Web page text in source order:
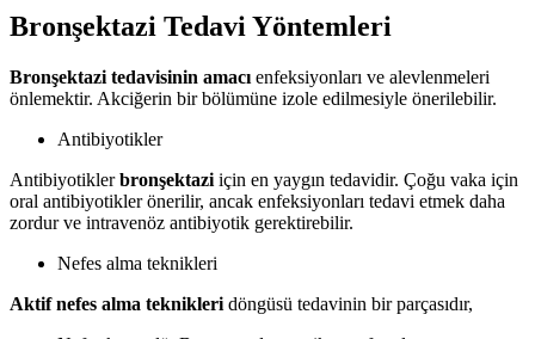
Bronşektazi Tedavi Yöntemleri
Bronşektazi tedavisinin amacı enfeksiyonları ve alevlenmeleri
önlemektir. Akciğerin bir bölümüne izole edilmesiyle önerilebilir.
Antibiyotikler
Antibiyotiklerbronşektazi için en yaygın tedavidir. Çoğu vaka için
oral antibiyotikler önerilir, ancak enfeksiyonları tedavi etmek daha
zordur ve intravenöz antibiyotik gerektirebilir.
Nefes alma teknikleri
Aktif nefes alma teknikleri döngüsü tedavinin bir parçasıdır,